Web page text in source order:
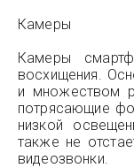
Камеры
Камеры
восхищения.
и множеством
потрясающие
низкой
также не
видеозвонки.